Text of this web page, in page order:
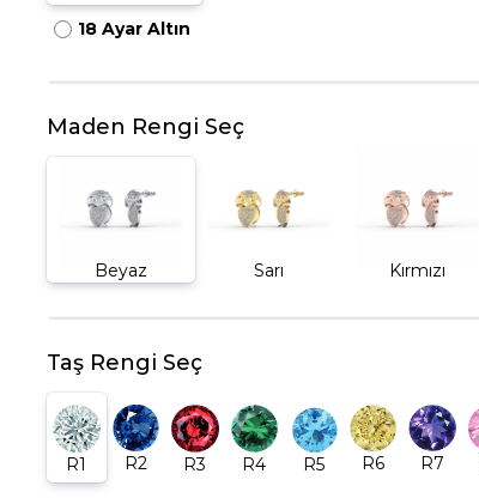
18 Ayar Altın
Maden Rengi Seç
Beyaz Sarı Kırmızı
Taş Rengi Seç
R1 R2 R3 R4 R5 R6 R7